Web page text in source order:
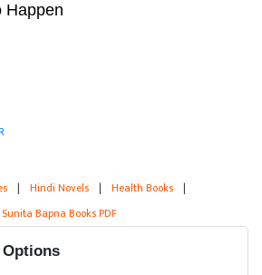
Happen
| Hindi Novels | Health Books |
Sunita Bapna Books PDF